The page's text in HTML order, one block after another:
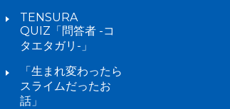
TENSURA
QUIZ「問答者 -コ
タエタガリ-」
「生まれ変わったら
スライムだったお
話」